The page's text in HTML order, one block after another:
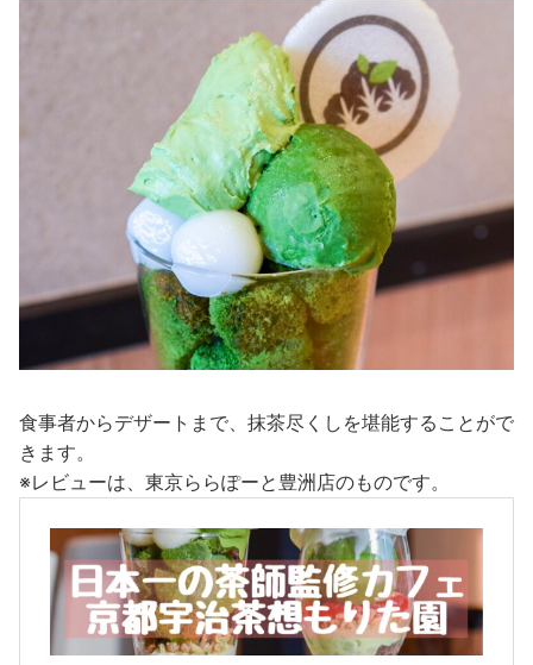
食事者からデザートまで、抹茶尽くしを堪能することがで
きます。
※レビューは、東京ららぽーと豊洲店のものです。